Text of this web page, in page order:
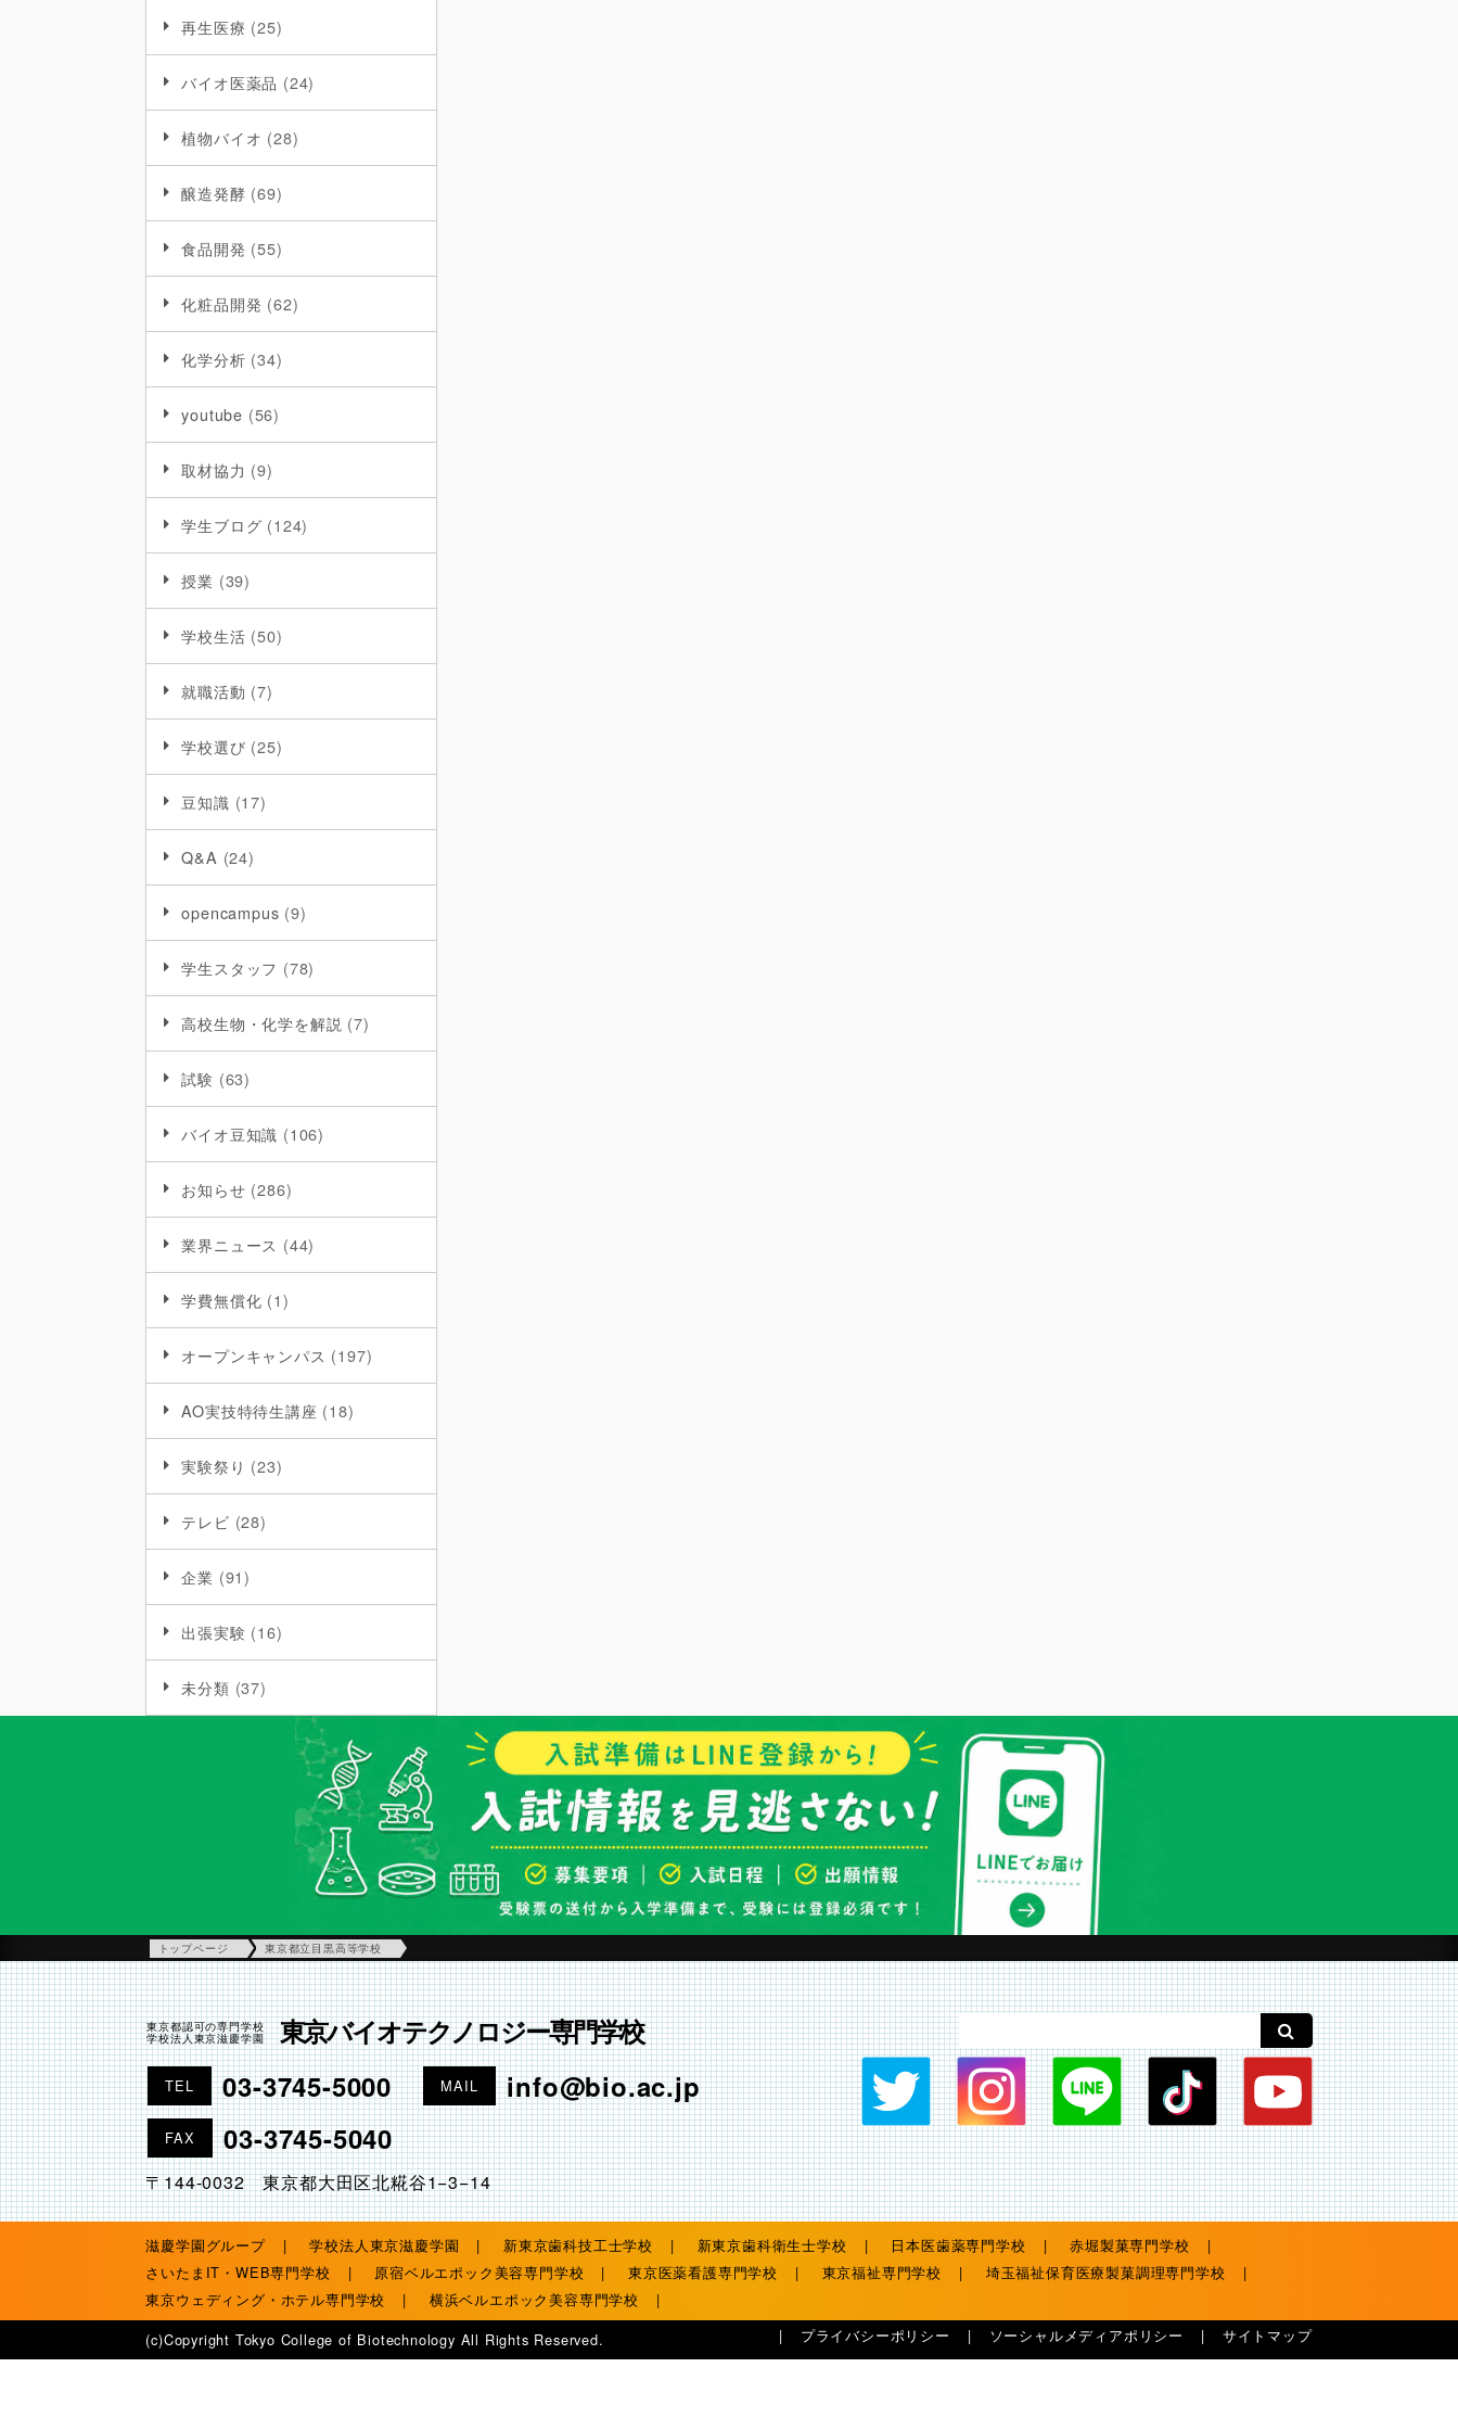
再生医療 (25)
バイオ医薬品 (24)
植物バイオ (28)
醸造発酵 (69)
食品開発 (55)
化粧品開発 (62)
化学分析 (34)
youtube (56)
取材協力 (9)
学生ブログ (124)
授業 (39)
学校生活 (50)
就職活動 (7)
学校選び (25)
豆知識 (17)
Q&A (24)
opencampus (9)
学生スタッフ (78)
高校生物・化学を解説 (7)
試験 (63)
バイオ豆知識 (106)
お知らせ (286)
業界ニュース (44)
学費無償化 (1)
オープンキャンパス (197)
AO実技特待生講座 (18)
実験祭り (23)
テレビ (28)
企業 (91)
出張実験 (16)
未分類 (37)
トップページ 東京都立目黒高等学校
東京都認可の専門学校
学校法人東京滋慶学園
東京バイオテクノロジー専門学校
TEL 03-3745-5000 MAIL info@bio.ac.jp
FAX 03-3745-5040
〒144-0032 東京都大田区北糀谷1−3−14
滋慶学園グループ 学校法人東京滋慶学園 新東京歯科技工士学校 新東京歯科衛生士学校 日本医歯薬専門学校
赤堀製菓専門学校
さいたまIT・WEB専門学校
原宿ベルエポック美容専門学校 東京医薬看護専門学校 東京福祉専門学校
埼玉福祉保育医療製菓調理専門学校
東京ウェディング・ホテル専門学校
横浜ベルエポック美容専門学校
サイトマップ
ソーシャルメディアポリシー
プライバシーポリシー
(c)Copyright Tokyo College of Biotechnology All Rights Reserved.